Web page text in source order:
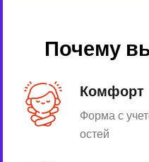
Почему
Комфорт
Форма с
остей